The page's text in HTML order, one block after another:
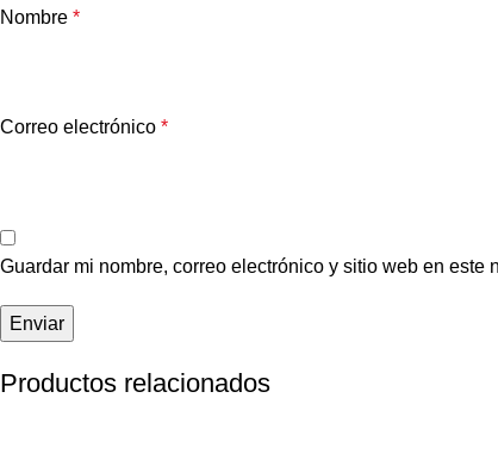
Nombre *
Correo electrónico *
Guardar mi nombre, correo electrónico y sitio web en
Productos relacionados